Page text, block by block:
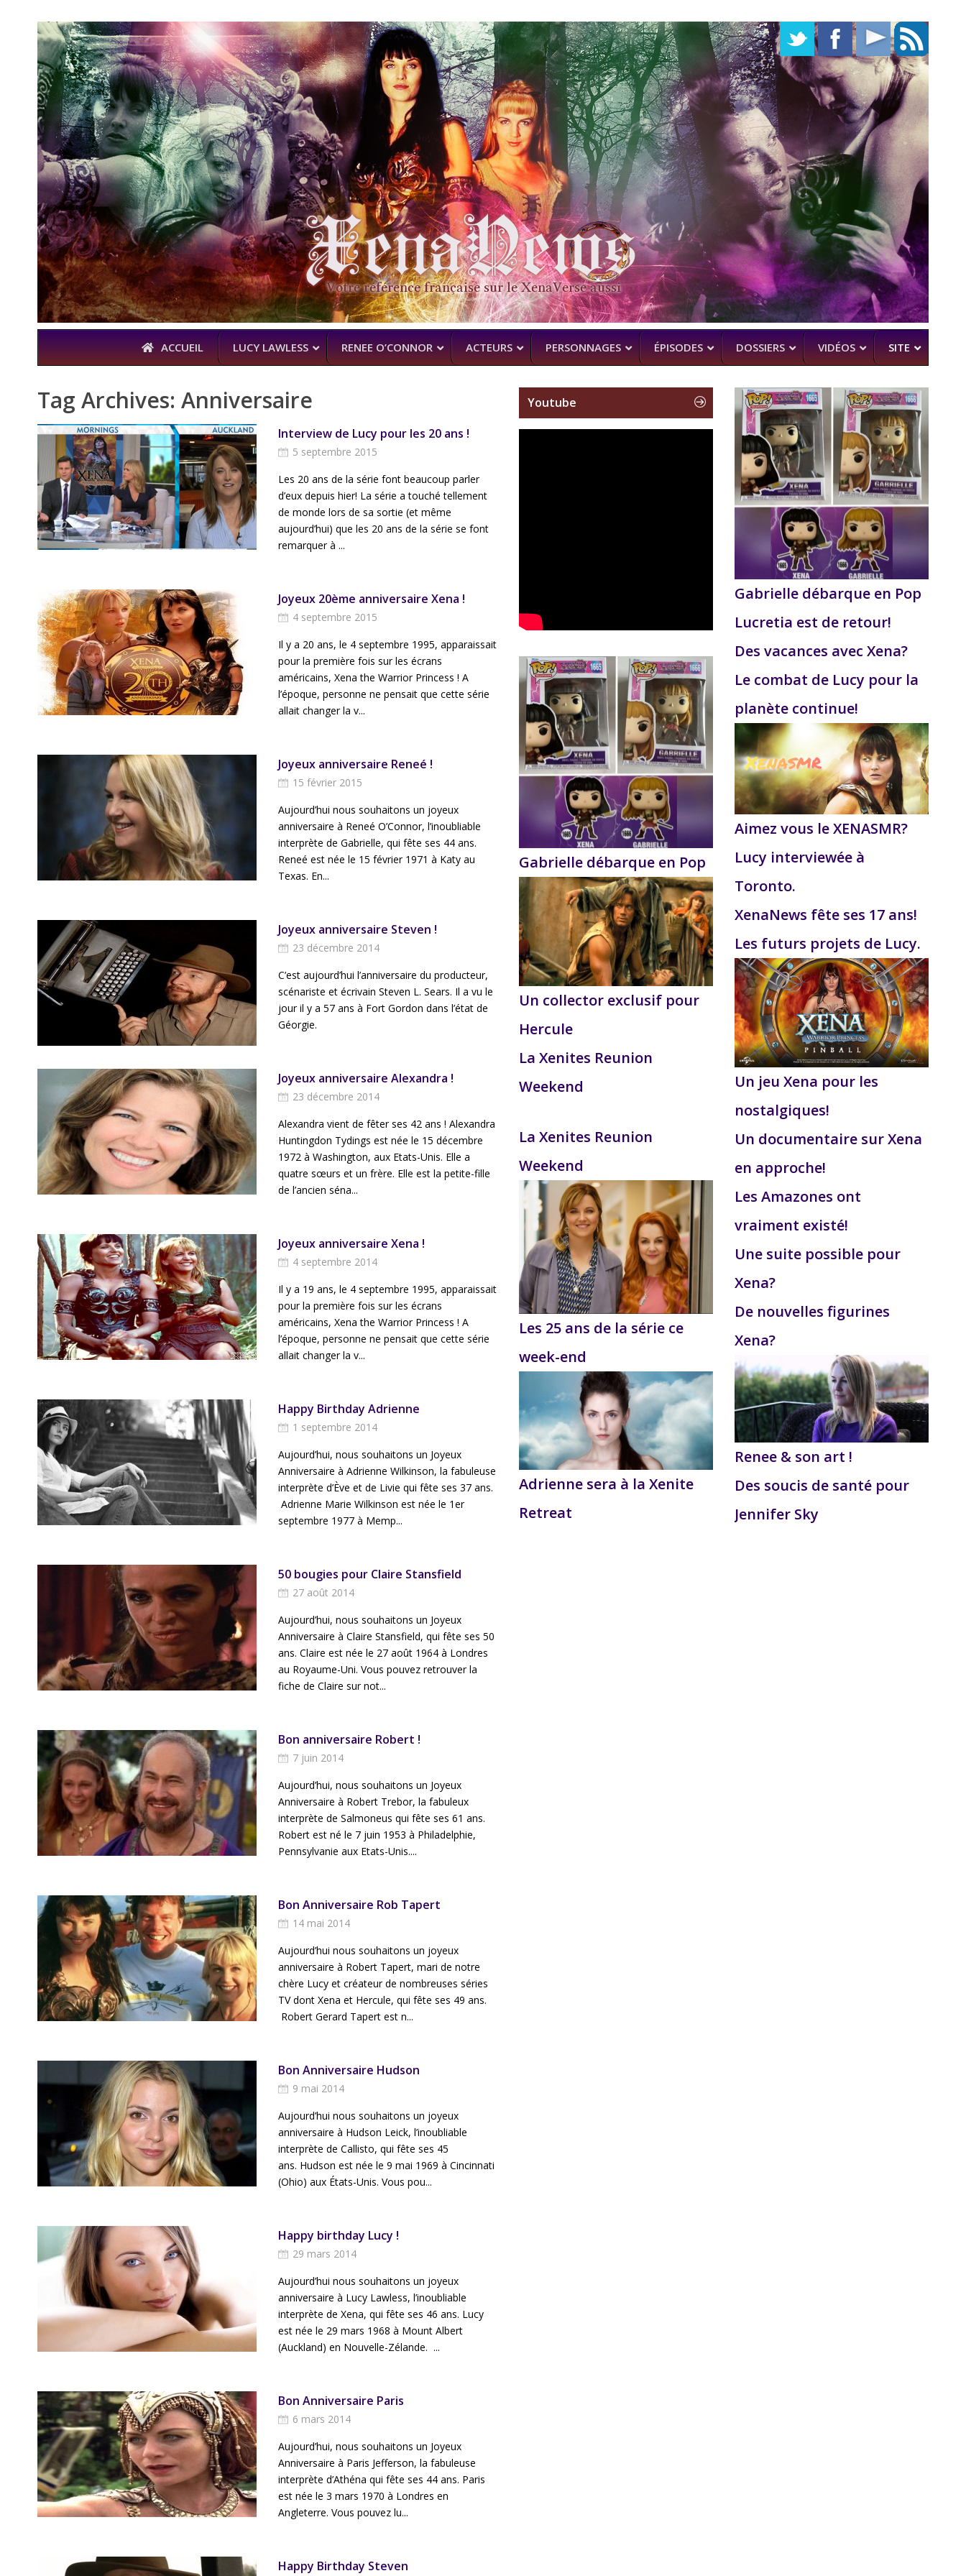
ACCUEIL LUCY LAWLESS RENEE O’CONNOR ACTEURS
À L’ANTENNE ACTUELLEMENT
THE BOYS–
PROCHAINEMENT
WENTWORTH–
PERSONNAGES ÉPISODES DOSSIERS VIDÉOS SITE
Tag Archives: Anniversaire
Interview de Lucy pour les 20 ans !
5 septembre 2015
Les 20 ans de la série font beaucoup parler
d’eux depuis hier! La série a touché tellement
de monde lors de sa sortie (et même
aujourd’hui) que les 20 ans de la série se font
remarquer à ...
Joyeux 20ème anniversaire Xena !
4 septembre 2015
Il y a 20 ans, le 4 septembre 1995, apparaissait
pour la première fois sur les écrans
américains, Xena the Warrior Princess ! A
l’époque, personne ne pensait que cette série
allait changer la v...
Joyeux anniversaire Reneé !
15 février 2015
Aujourd’hui nous souhaitons un joyeux
anniversaire à Reneé O’Connor, l’inoubliable
interprète de Gabrielle, qui fête ses 44 ans.
Reneé est née le 15 février 1971 à Katy au
Texas. En...
Joyeux anniversaire Steven !
23 décembre 2014
C’est aujourd’hui l’anniversaire du producteur,
scénariste et écrivain Steven L. Sears. Il a vu le
jour il y a 57 ans à Fort Gordon dans l’état de
Géorgie.
Joyeux anniversaire Alexandra !
23 décembre 2014
Alexandra vient de fêter ses 42 ans ! Alexandra
Huntingdon Tydings est née le 15 décembre
1972 à Washington, aux Etats-Unis. Elle a
quatre sœurs et un frère. Elle est la petite-fille
de l’ancien séna...
Joyeux anniversaire Xena !
4 septembre 2014
Il y a 19 ans, le 4 septembre 1995, apparaissait
pour la première fois sur les écrans
américains, Xena the Warrior Princess ! A
l’époque, personne ne pensait que cette série
allait changer la v...
Happy Birthday Adrienne
1 septembre 2014
Aujourd’hui, nous souhaitons un Joyeux
Anniversaire à Adrienne Wilkinson, la fabuleuse
interprète d’Ève et de Livie qui fête ses 37 ans.
Adrienne Marie Wilkinson est née le 1er
septembre 1977 à Memp...
50 bougies pour Claire Stansfield
27 août 2014
Aujourd’hui, nous souhaitons un Joyeux
Anniversaire à Claire Stansfield, qui fête ses 50
ans. Claire est née le 27 août 1964 à Londres
au Royaume-Uni. Vous pouvez retrouver la
fiche de Claire sur not...
Bon anniversaire Robert !
7 juin 2014
Aujourd’hui, nous souhaitons un Joyeux
Anniversaire à Robert Trebor, la fabuleux
interprète de Salmoneus qui fête ses 61 ans.
Robert est né le 7 juin 1953 à Philadelphie,
Pennsylvanie aux Etats-Unis....
Bon Anniversaire Rob Tapert
14 mai 2014
Aujourd’hui nous souhaitons un joyeux
anniversaire à Robert Tapert, mari de notre
chère Lucy et créateur de nombreuses séries
TV dont Xena et Hercule, qui fête ses 49 ans.
Robert Gerard Tapert est n...
Bon Anniversaire Hudson
9 mai 2014
Aujourd’hui nous souhaitons un joyeux
anniversaire à Hudson Leick, l’inoubliable
interprète de Callisto, qui fête ses 45
ans. Hudson est née le 9 mai 1969 à Cincinnati
(Ohio) aux États-Unis. Vous pou...
Happy birthday Lucy !
29 mars 2014
Aujourd’hui nous souhaitons un joyeux
anniversaire à Lucy Lawless, l’inoubliable
interprète de Xena, qui fête ses 46 ans. Lucy
est née le 29 mars 1968 à Mount Albert
(Auckland) en Nouvelle-Zélande. ...
Bon Anniversaire Paris
6 mars 2014
Aujourd’hui, nous souhaitons un Joyeux
Anniversaire à Paris Jefferson, la fabuleuse
interprète d’Athéna qui fête ses 44 ans. Paris
est née le 3 mars 1970 à Londres en
Angleterre. Vous pouvez lu...
Happy Birthday Steven
Youtube
Gabrielle débarque en Pop
Un collector exclusif pour
Hercule
La Xenites Reunion
Weekend
La Xenites Reunion
Weekend
Les 25 ans de la série ce
week-end
Adrienne sera à la Xenite
Retreat
Gabrielle débarque en Pop
Lucretia est de retour!
Des vacances avec Xena?
Le combat de Lucy pour la
planète continue!
Aimez vous le XENASMR?
Lucy interviewée à
Toronto.
XenaNews fête ses 17 ans!
Les futurs projets de Lucy.
Un jeu Xena pour les
nostalgiques!
Un documentaire sur Xena
en approche!
Les Amazones ont
vraiment existé!
Une suite possible pour
Xena?
De nouvelles figurines
Xena?
Renee & son art !
Des soucis de santé pour
Jennifer Sky